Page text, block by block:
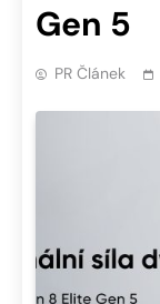
Gen 5
PR Článek